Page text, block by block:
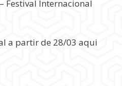
Festival Internacional
a partir de 28/03 aqui